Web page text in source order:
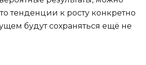
тенденции к росту конкретно
будут сохраняться ещё не